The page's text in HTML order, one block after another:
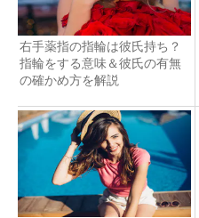
右手薬指の指輪は彼氏持ち？
指輪をする意味＆彼氏の有無
の確かめ方を解説